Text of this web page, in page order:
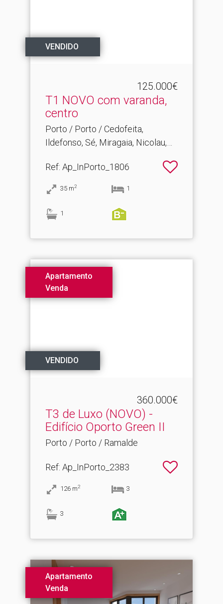
VENDIDO
125.000€
T1 NOVO com varanda,
centro
Porto / Porto / Cedofeita,
Ildefonso, Sé, Miragaia, Nicolau,
Ref: Ap_InPorto_1806
35 m2 1
1
Apartamento
Venda
VENDIDO
360.000€
T3 de Luxo (NOVO) -
Edifício Oporto Green II
Porto / Porto / Ramalde
Ref: Ap_InPorto_2383
126 m2 3
3
Apartamento
Venda